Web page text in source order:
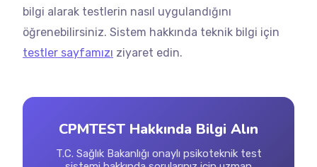
bilgi alarak testlerin nasıl uygulandığını
öğrenebilirsiniz. Sistem hakkında teknik bilgi için
testler sayfamızı ziyaret edin.
CPMTEST Hakkında Bilgi Alın
T.C. Sağlık Bakanlığı onaylı psikoteknik test